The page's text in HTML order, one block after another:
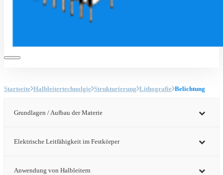
Startseite Halbleitertechnolgie Strukturierung Lithografie Belichtung
Grundlagen / Aufbau der Materie
Elektrische Leitfähigkeit im Festkörper
Anwendung von Halbleitern